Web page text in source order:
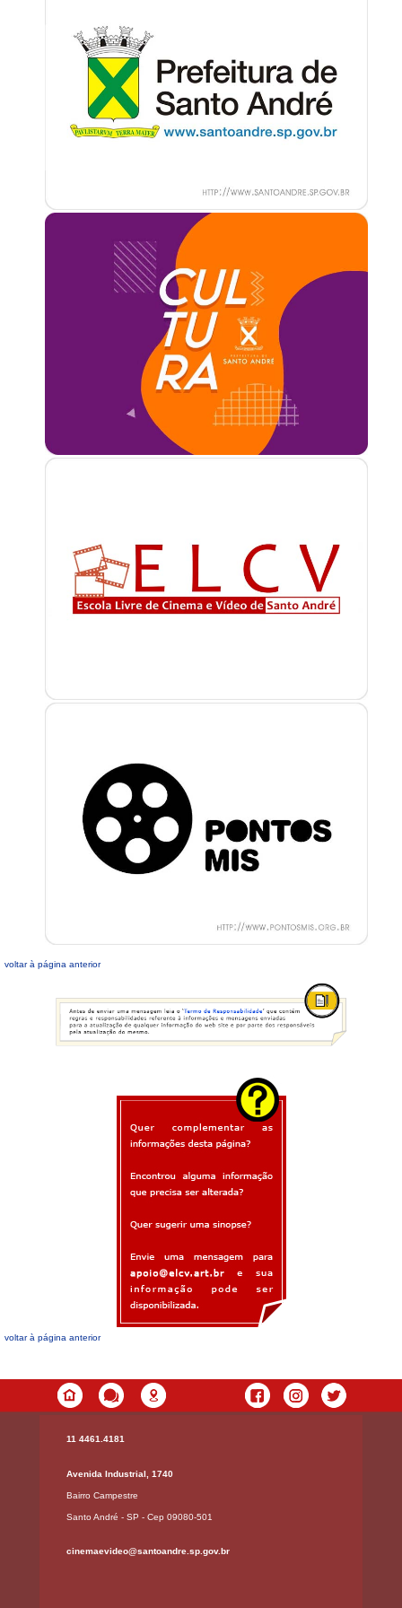
voltar à página anterior
voltar à página anterior
11 4461.4181
Avenida Industrial, 1740
Bairro Campestre
Santo André - SP - Cep 09080-501
cinemaevideo@santoandre.sp.gov.br